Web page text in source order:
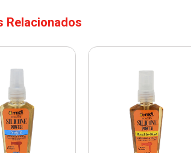
Relacionados